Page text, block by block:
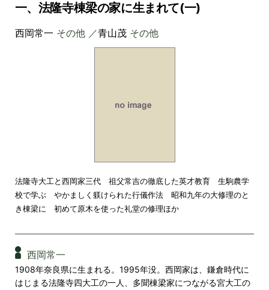
一、法隆寺棟梁の家に生まれて(一)
西岡常一 その他 ／青山茂その他
法隆寺大工と西岡家三代 祖父常吉の徹底した英才教育 生駒農学
校で学ぶ やかましく躾けられた行儀作法 昭和九年の大修理のと
き棟梁に 初めて原木を使った礼堂の修理ほか
西岡常一
1908年奈良県に生まれる。1995年没。西岡家は、鎌倉時代に
はじまる法隆寺四大工の一人、多聞棟梁家につながる宮大工の